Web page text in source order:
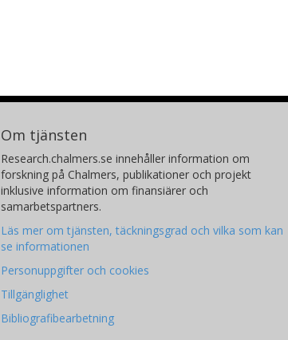
Om tjänsten
Research.chalmers.se innehåller information om
forskning på Chalmers, publikationer och projekt
inklusive information om finansiärer och
samarbetspartners.
Läs mer om tjänsten, täckningsgrad och vilka som kan
se informationen
Personuppgifter och cookies
Tillgänglighet
Bibliografibearbetning